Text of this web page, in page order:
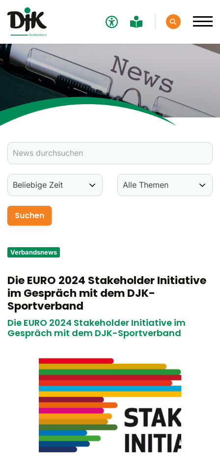
Verbandsnews
Die EURO 2024 Stakeholder Initiative
im Gespräch mit dem DJK-
Sportverband
Die EURO 2024 Stakeholder Initiative im
Gespräch mit dem DJK-Sportverband
Verband
Aktuelles
Verbands-News
Termine
Verantwortung
Aus- und Fortbildungen
Kontakt
Bundessportfest '26
DJK Sportjugend